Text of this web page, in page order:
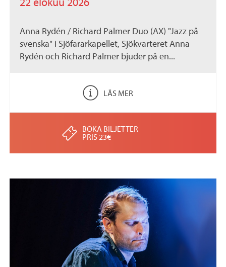
Anna Rydén / Richard Palmer Duo (AX) "Jazz på
svenska" i Sjöfararkapellet, Sjökvarteret Anna
Rydén och Richard Palmer bjuder på en...
LÄS MER
BOKA BILJETTER
PRIS 23€